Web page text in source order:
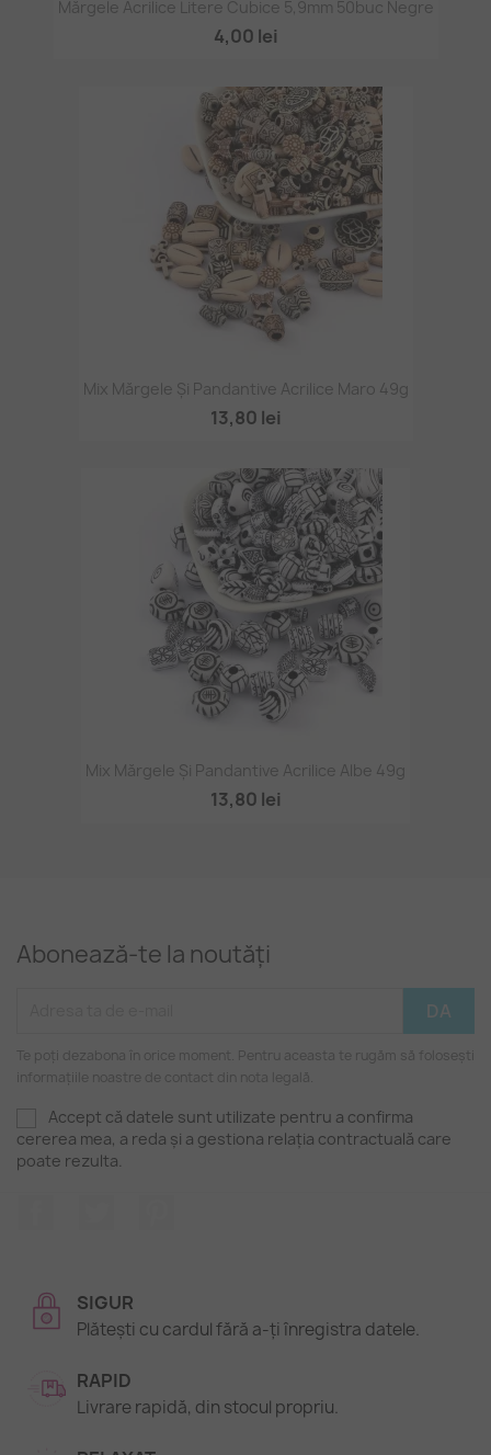
Mărgele Acrilice Litere Cubice 5,9mm 50buc Negre
4,00 lei
Mix Mărgele Și Pandantive Acrilice Maro 49g
13,80 lei
Mix Mărgele Și Pandantive Acrilice Albe 49g
13,80 lei
Abonează-te la noutăți
Te poți dezabona în orice moment. Pentru aceasta te rugăm să folosești
informațiile noastre de contact din nota legală.
Accept că datele sunt utilizate pentru a confirma
cererea mea, a reda și a gestiona relația contractuală care
poate rezulta.
SIGUR
Plătești cu cardul fără a-ți înregistra datele.
RAPID
Livrare rapidă, din stocul propriu.